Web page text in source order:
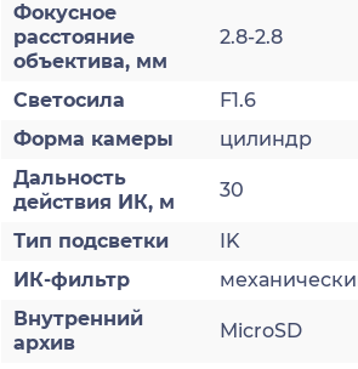
Фокусное
расстояние
объектива, мм
2.8-2.8
Светосила
F1.6
Форма камеры
цилиндр
Дальность
действия ИК, м
30
Тип подсветки
IK
ИК-фильтр
Внутренний
архив
MicroSD